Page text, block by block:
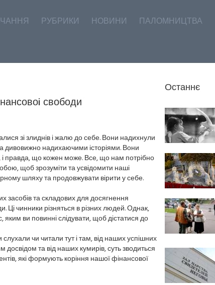
РУБРИКИ НОВИНИ ПАЛОМНИЦТВА
свободи
зі злиднів і жалю до себе. Вони надихнули
дивовижно надихаючими історіями. Вони
правда, що кожен може. Все, що нам потрібно
щоб зрозуміти та усвідомити наші
шляху та продовжувати вірити у себе.
засобів та складових для досягнення
Ці чинники різняться в різних людей. Однак,
яким ви повинні слідувати, щоб дістатися до
чи читали тут і там, від наших успішних
та від наших кумирів, суть зводиться
які формують коріння нашої фінансової
Останнє